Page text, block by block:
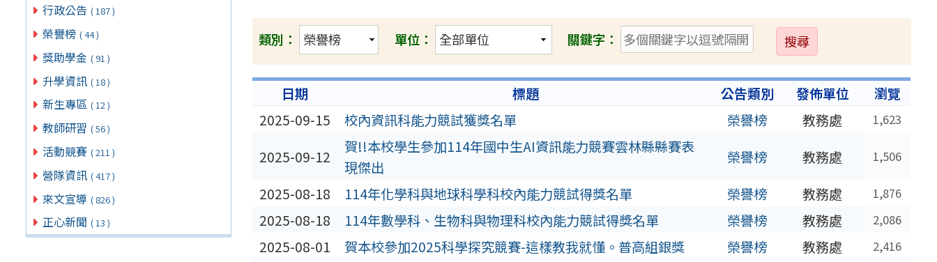
行政公告 ( 187 )
榮譽榜 ( 44 )
獎助學金 ( 91 )
升學資訊 ( 18 )
新生專區 ( 12 )
教師研習 ( 56 )
活動競賽 ( 211 )
營隊資訊 ( 417 )
來文宣導 ( 826 )
正心新聞 ( 13 )
類別： 單位： 關鍵字：
送
出
日期 標題 公告類別 發佈單位
瀏覽
2025-09-15
校內資訊科能力競試獲獎名單 榮譽榜 教務處 1,623
2025-09-12
賀!!本校學生參加114年國中生AI資訊能力競賽雲林縣縣賽表
現傑出
榮譽榜 教務處 1,506
2025-08-18 114年化學科與地球科學科校內能力競試得獎名單 榮譽榜 教務處 1,876
2025-08-18 114年數學科、生物科與物理科校內能力競試得獎名單 榮譽榜 教務處 2,086
2025-08-01 賀本校參加2025科學探究競賽-這樣教我就懂。普高組銀獎 榮譽榜 教務處 2,416